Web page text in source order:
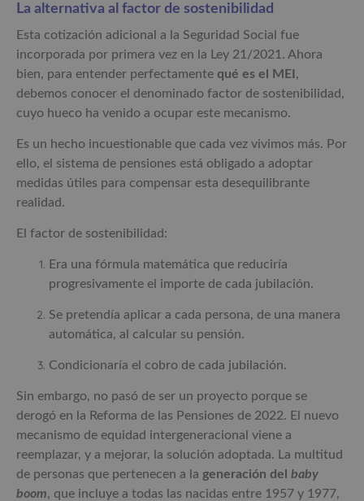
La alternativa al factor de sostenibilidad
Esta cotización adicional a la Seguridad Social fue
incorporada por primera vez en la Ley 21/2021. Ahora
bien, para entender perfectamente qué es el MEI ,
debemos conocer el denominado factor de sostenibilidad,
cuyo hueco ha venido a ocupar este mecanismo.
Es un hecho incuestionable que cada vez vivimos más. Por
ello, el sistema de pensiones está obligado a adoptar
medidas útiles para compensar esta desequilibrante
realidad.
El factor de sostenibilidad:
Era una fórmula matemática que reduciría
progresivamente el importe de cada jubilación.
Se pretendía aplicar a cada persona, de una manera
automática, al calcular su pensión.
Condicionaría el cobro de cada jubilación.
Sin embargo, no pasó de ser un proyecto porque se
derogó en la Reforma de las Pensiones de 2022. El nuevo
mecanismo de equidad intergeneracional viene a
reemplazar, y a mejorar, la solución adoptada. La multitud
de personas que pertenecen a la generación del baby
boom, que incluye a todas las nacidas entre 1957 y 1977,